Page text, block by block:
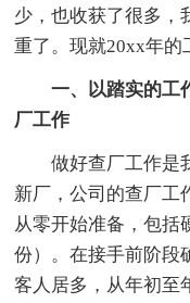
少，也收获了很多，
重了。现就20xx年的
一、以踏实的工
厂工作
做好查厂工作是
新厂，公司的查厂工
从零开始准备，包括
份）。在接手前阶段
客人居多，从年初至